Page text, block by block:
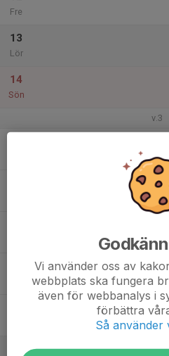
Fre
13
Lör
14
Sön
v.3
Vi använder oss av
webbplats ska fungera
även för webbanalys i
förbättra
Så använder